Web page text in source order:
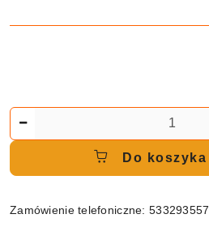
Do koszyka
Zamówienie telefoniczne: 533293557